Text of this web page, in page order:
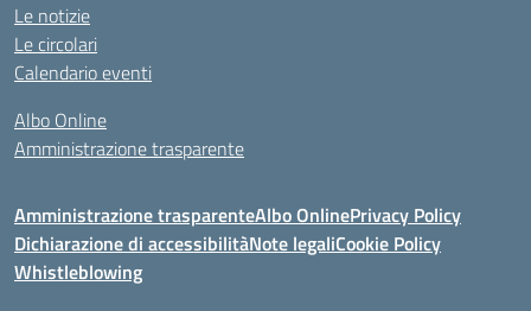
Le notizie
Le circolari
Calendario eventi
Albo Online
Amministrazione trasparente
Amministrazione trasparenteAlbo OnlinePrivacy Policy
Dichiarazione di accessibilitàNote legaliCookie Policy
Whistleblowing